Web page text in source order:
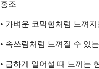
홍조
• 가벼운 코막힘처럼 느껴
• 속쓰림처럼 느껴질 수 있
• 급하게 일어설 때 느끼는